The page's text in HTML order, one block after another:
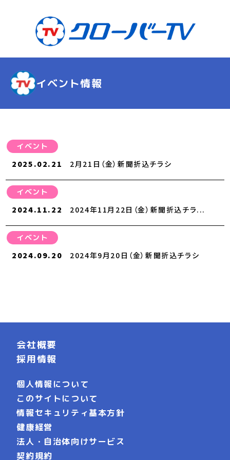
イベント情報
イベント
2025.02.21 2月21日（金）新聞折込チラシ
イベント
2024.11.22 2024年11月22日（金）新聞折込チラ...
イベント
2024.09.20 2024年9月20日（金）新聞折込チラシ
会社概要
採用情報
個人情報について
このサイトについて
情報セキュリティ基本方針
健康経営
法人・自治体向けサービス
契約規約